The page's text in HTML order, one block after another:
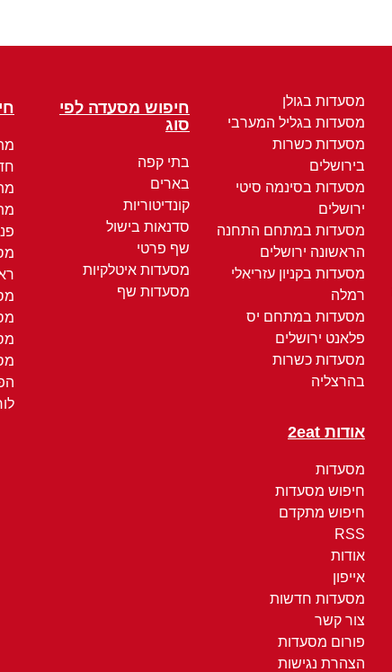
מסעדות בגולן
מסעדות בגליל המערבי
מסעדות כשרות
בירושלים
מסעדות בסינמה סיטי
ירושלים
מסעדות במתחם התחנה
הראשונה ירושלים
מסעדות בקניון עזריאלי
רמלה
מסעדות במתחם יס
פלאנט ירושלים
מסעדות כשרות
בהרצליה
חיפוש מסעדה לפי
סוג
בתי קפה
בארים
קונדיטוריות
סדנאות בישול
שף פרטי
מסעדות איטלקיות
מסעדות שף
אודות 2eat
מסעדות
חיפוש מסעדות
חיפוש מתקדם
RSS
אודות
אייפון
מסעדות חדשות
צור קשר
פורום מסעדות
הצהרת נגישות